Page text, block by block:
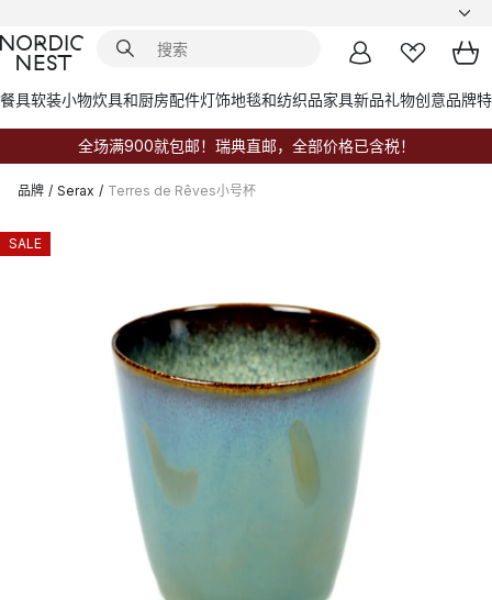
餐具软装小物炊具和厨房配件灯饰地毯和纺织品家具新品礼物创意品牌
全场满900就包邮！瑞典直邮，全部价格已含税！
品牌 / Serax / Terres de Rêves小号杯
SALE